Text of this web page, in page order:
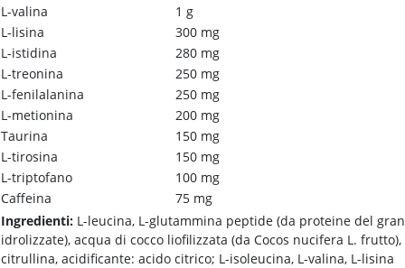
L-valina
1 g
L-lisina
300 mg
L-istidina
280 mg
L-treonina
250 mg
L-fenilalanina
250 mg
L-metionina
200 mg
Taurina
150 mg
L-tirosina
150 mg
L-triptofano
100 mg
Caffeina
75 mg
Ingredienti: L-leucina, L-glutammina peptide (da proteine del
idrolizzate), acqua di cocco liofilizzata (da Cocos nucifera L. frutto),
citrullina, acidificante: acido citrico; L-isoleucina, L-valina, L-lisina